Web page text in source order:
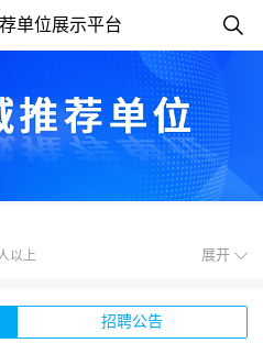
单位展示平台
展开
以上
招聘公告